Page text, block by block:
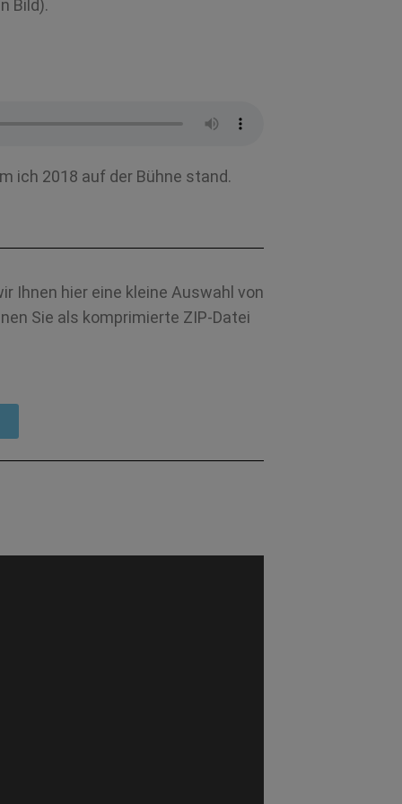
Bild).
ich 2018 auf der Bühne stand.
Ihnen hier eine kleine Auswahl von
Sie als komprimierte ZIP-Datei